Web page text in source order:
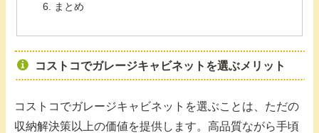
まとめ
コストコでガレージキャビネットを選ぶメリット
コストコでガレージキャビネットを選ぶことは、ただの
収納解決策以上の価値を提供します。高品質ながら手頃